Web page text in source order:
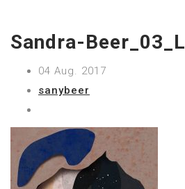
Sandra-Beer_03_L
04 Aug. 2017
sanybeer